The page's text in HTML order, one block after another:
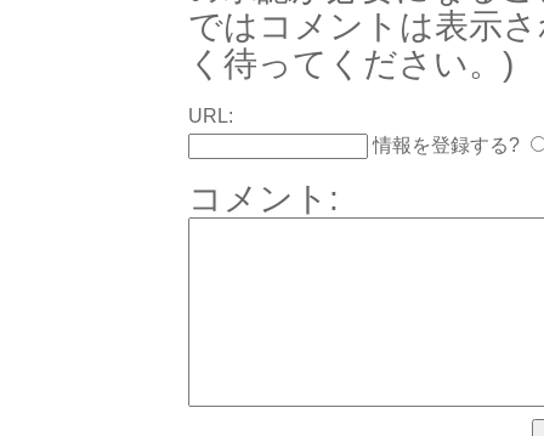
ではコメントは表示
く待ってください。)
URL:
情報を登録する?
コメント: